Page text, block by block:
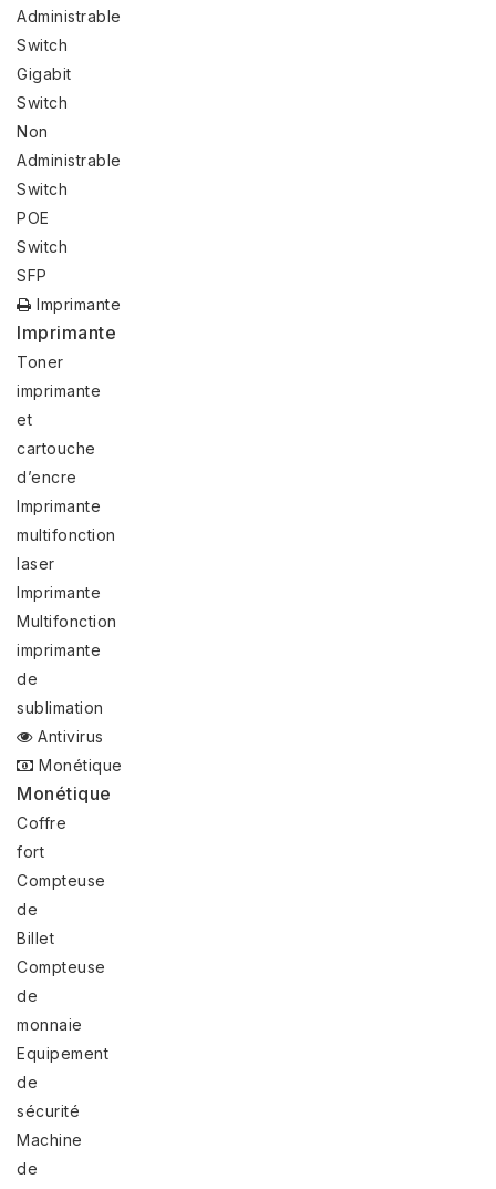
Administrable
Switch
Gigabit
Switch
Non
Administrable
Switch
POE
Switch
SFP
Imprimante
Imprimante
Toner
imprimante
et
cartouche
d’encre
Imprimante
multifonction
laser
Imprimante
Multifonction
imprimante
de
sublimation
Antivirus
Monétique
Monétique
Coffre
fort
Compteuse
de
Billet
Compteuse
de
monnaie
Equipement
de
sécurité
Machine
de